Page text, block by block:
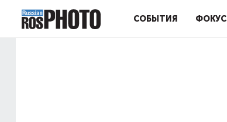
СОБЫТИЯ ФОКУС